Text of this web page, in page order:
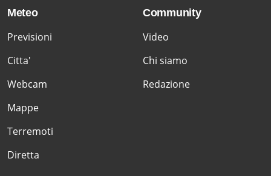
Meteo
Previsioni
Citta'
Webcam
Mappe
Terremoti
Diretta
Community
Video
Chi siamo
Redazione